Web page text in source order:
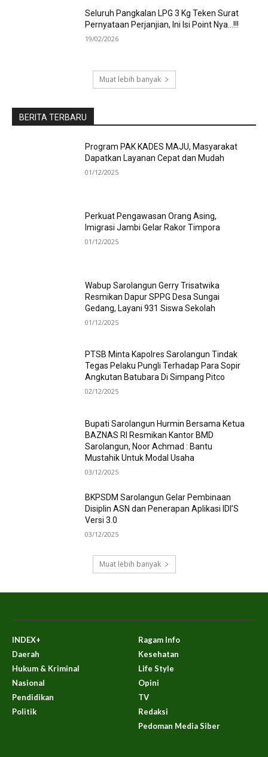
Seluruh Pangkalan LPG 3 Kg Teken Surat
Pernyataan Perjanjian, Ini Isi Point Nya…!!!
19/02/2026
Muat lebih banyak
BERITA TERBARU
Program PAK KADES MAJU, Masyarakat
Dapatkan Layanan Cepat dan Mudah
01/12/2025
Perkuat Pengawasan Orang Asing,
Imigrasi Jambi Gelar Rakor Timpora
01/12/2025
Wabup Sarolangun Gerry Trisatwika
Resmikan Dapur SPPG Desa Sungai
Gedang, Layani 931 Siswa Sekolah
01/12/2025
PTSB Minta Kapolres Sarolangun Tindak
Tegas Pelaku Pungli Terhadap Para Sopir
Angkutan Batubara Di Simpang Pitco
02/12/2025
Bupati Sarolangun Hurmin Bersama Ketua
BAZNAS RI Resmikan Kantor BMD
Sarolangun, Noor Achmad : Bantu
Mustahik Untuk Modal Usaha
03/12/2025
BKPSDM Sarolangun Gelar Pembinaan
Disiplin ASN dan Penerapan Aplikasi IDI’S
Versi 3.0
03/12/2025
Muat lebih banyak
INDEX+
Daerah
Hukum & Kriminal
Nasional
Pendidikan
Politik
Ragam Info
Kesehatan
Life Style
Opini
TV
Redaksi
Pedoman Media Siber